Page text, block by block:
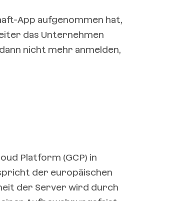
App aufgenommen hat,
das Unternehmen
nicht mehr anmelden,
Platform (GCP) in
der europäischen
der Server wird durch